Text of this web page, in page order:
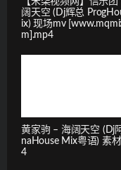
阔天空 (Dj辉总
ix) 现场mv
m].mp4
黄家驹 – 海阔天空 (Dj
naHouse Mix粤语) 素
4